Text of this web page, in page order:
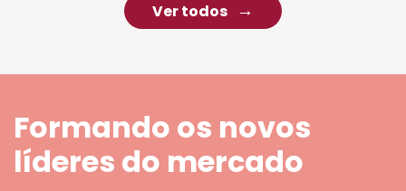
Ver todos
Formando os novos
líderes do mercado